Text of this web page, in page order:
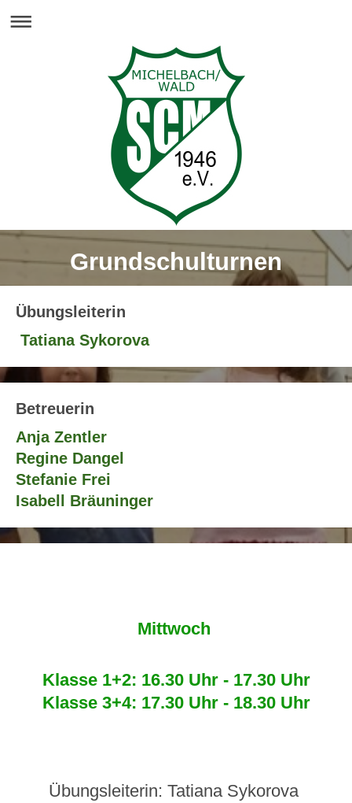
Grundschulturnen
Übungsleiterin
Tatiana Sykorova
Betreuerin
Anja Zentler
Regine Dangel
Stefanie Frei
Isabell Bräuninger
Mittwoch
Klasse 1+2: 16.30 Uhr - 17.30 Uhr
Klasse 3+4: 17.30 Uhr - 18.30 Uhr
Übungsleiterin: Tatiana Sykorova